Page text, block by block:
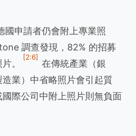
國申請者仍會附上專業照
調查發現，82% 的招募
。
[2:6]
在傳統產業（銀
業）中省略照片會引起質
際公司中附上照片則無負面